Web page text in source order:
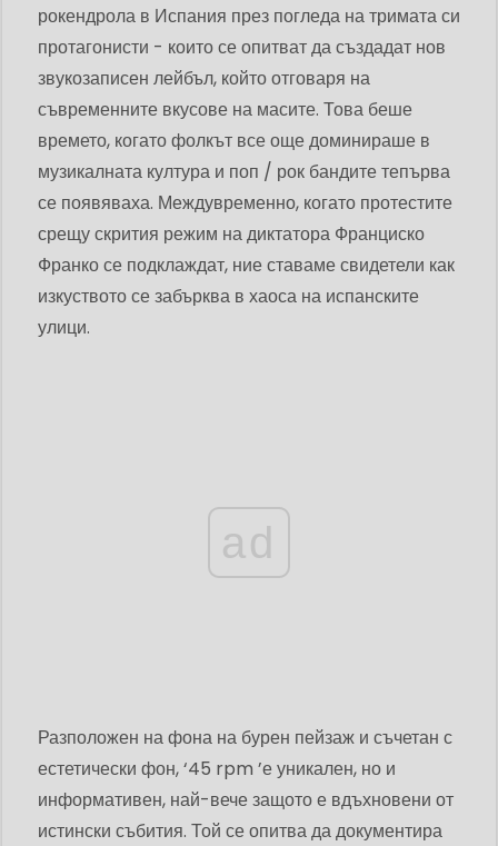
рокендрола в Испания през погледа на тримата си
протагонисти - които се опитват да създадат нов
звукозаписен лейбъл, който отговаря на
съвременните вкусове на масите. Това беше
времето, когато фолкът все още доминираше в
музикалната култура и поп / рок бандите тепърва
се появяваха. Междувременно, когато протестите
срещу скрития режим на диктатора Франциско
Франко се подклаждат, ние ставаме свидетели как
изкуството се забърква в хаоса на испанските
улици.
ad
Разположен на фона на бурен пейзаж и съчетан с
естетически фон, ‘45 rpm ’е уникален, но и
информативен, най-вече защото е вдъхновени от
истински събития. Той се опитва да документира